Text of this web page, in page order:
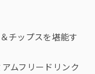
チップスを堪能す
ムフリードリンク